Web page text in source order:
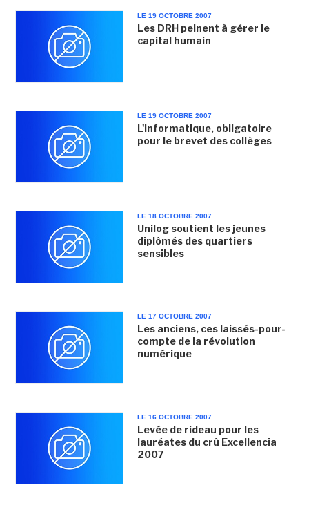
LE 19 OCTOBRE 2007
Les DRH peinent à gérer le
capital humain
LE 19 OCTOBRE 2007
L'informatique, obligatoire
pour le brevet des collèges
LE 18 OCTOBRE 2007
Unilog soutient les jeunes
diplômés des quartiers
sensibles
LE 17 OCTOBRE 2007
Les anciens, ces laissés-pour-
compte de la révolution
numérique
LE 16 OCTOBRE 2007
Levée de rideau pour les
lauréates du crû Excellencia
2007